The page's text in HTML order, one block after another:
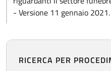
- Versione 11 gennaio 2021.
RICERCA PER